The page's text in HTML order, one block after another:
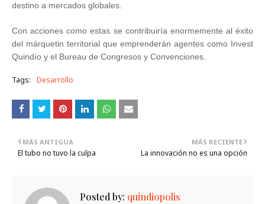
destino a mercados globales.
Con acciones como estas se contribuiría enormemente al éxito
del márquetin territorial que emprenderán agentes como Invest
Quindío y el Bureau de Congresos y Convenciones
Tags: Desarrollo
MÁS RECIENTE
La innovación no es una opción
MÁS ANTIGUA
El tubo no tuvo la culpa
Posted by: quindiopolis